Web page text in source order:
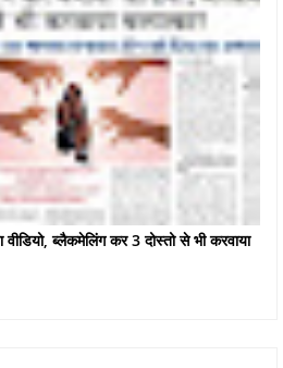
वीडियो, ब्लैकमेलिंग कर 3 दोस्तो से भी करवाया